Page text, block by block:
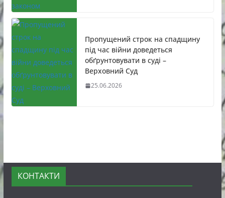
Пропущений строк на спадщину
під час війни доведеться
обґрунтовувати в суді –
Верховний Суд
25.06.2026
КОНТАКТИ